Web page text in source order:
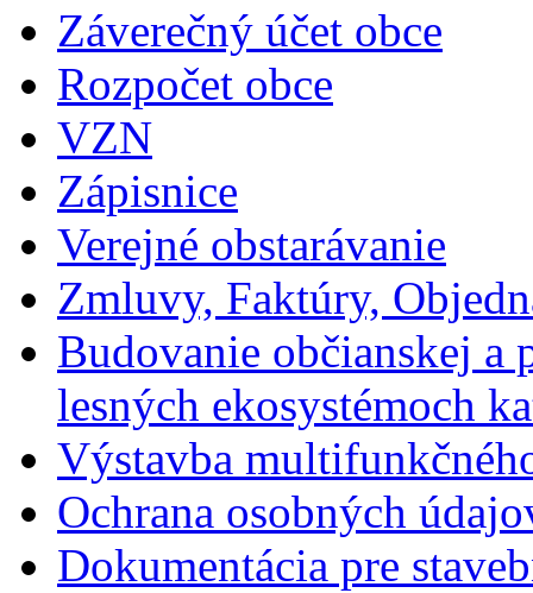
Záverečný účet obce
Rozpočet obce
VZN
Zápisnice
Verejné obstarávanie
Zmluvy, Faktúry,
Budovanie občianskej a
lesných ekosystémoch
Výstavba
Ochrana osobných
Dokumentácia pre